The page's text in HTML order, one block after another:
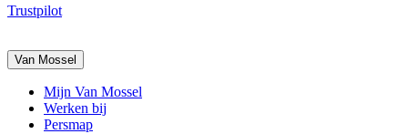
Trustpilot
Van Mossel
Mijn Van Mossel
Werken bij
Persmap